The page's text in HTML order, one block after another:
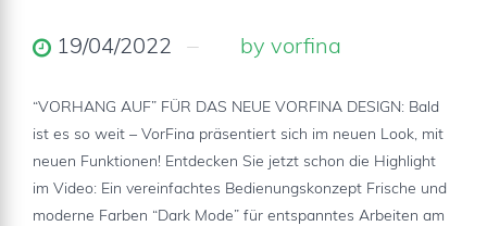
19/04/2022 by vorfina
“VORHANG AUF” FÜR DAS NEUE VORFINA DESIGN: Bald
ist es so weit – VorFina präsentiert sich im neuen Look, mit
neuen Funktionen! Entdecken Sie jetzt schon die Highlight
im Video: Ein vereinfachtes Bedienungskonzept Frische und
moderne Farben “Dark Mode” für entspanntes Arbeiten am